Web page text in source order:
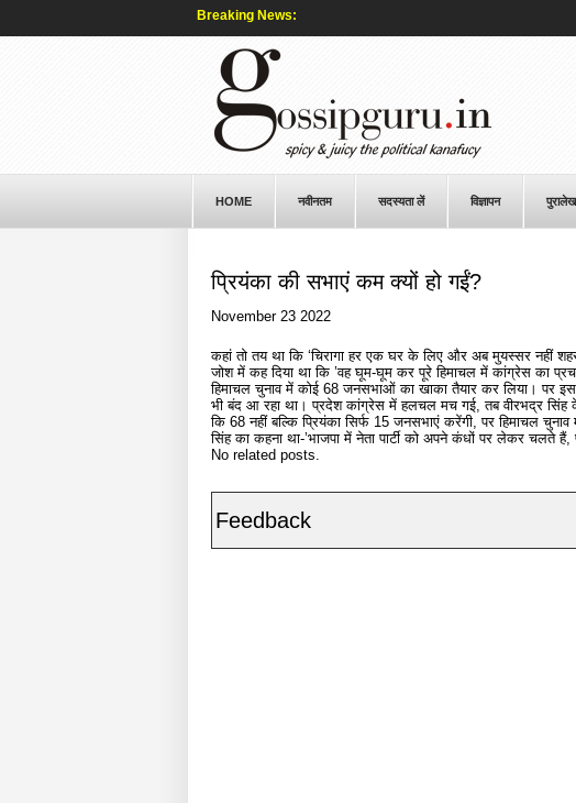
Breaking News:
HOME नवीनतम सदस्यता लें विज्ञापन पुरालेख
प्रियंका की सभाएं कम क्यों हो गईं?
November 23 2022
कहां तो तय था कि ‘चिरागा हर एक घर के लिए और अब मुयस्सर नहीं
जोश में कह दिया था कि ’वह घूम-घूम कर पूरे हिमाचल में कांग्रेस का
हिमाचल चुनाव में कोई 68 जनसभाओं का खाका तैयार कर लिया। पर
भी बंद आ रहा था। प्रदेश कांग्रेस में हलचल मच गई, तब वीरभद्र सिंह
कि 68 नहीं बल्कि प्रियंका सिर्फ 15 जनसभाएं करेंगी, पर हिमाचल चुनाव
सिंह का कहना था-’भाजपा में नेता पार्टी को अपने कंधों पर लेकर चलते
No related posts.
Feedback